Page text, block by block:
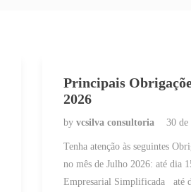
Principais
2026
by vcsilva consultoria 30 de
Tenha atenção às seguintes
no mês de Julho 2026: até dia
Empresarial Simplificada até